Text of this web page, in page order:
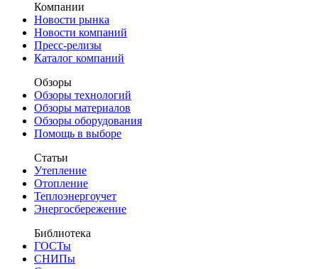
Компании
Новости рынка
Новости компаний
Пресс-релизы
Каталог компаний
Обзоры
Обзоры технологий
Обзоры материалов
Обзоры оборудования
Помощь в выборе
Статьи
Утепление
Отопление
Теплоэнергоучет
Энергосбережение
Библиотека
ГОСТы
СНИПы